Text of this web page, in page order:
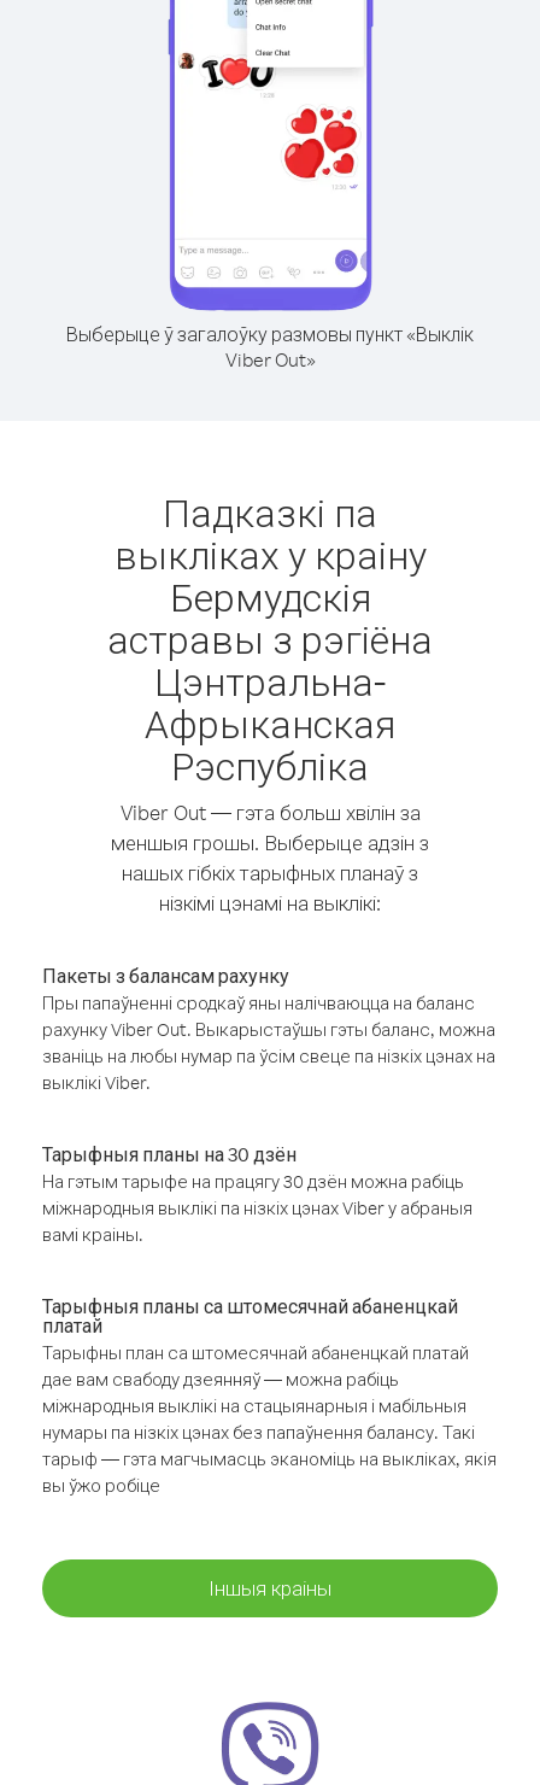
Выберыце ў загалоўку размовы пункт «Выклік
Viber Out»
Падказкі па
выкліках у краіну
Бермудскія
астравы з рэгіёна
Цэнтральна-
Афрыканская
Рэспубліка
Viber Out — гэта больш хвілін за
меншыя грошы. Выберыце адзін з
нашых гібкіх тарыфных планаў з
нізкімі цэнамі на выклікі:
Пакеты з балансам рахунку
Пры папаўненні сродкаў яны налічваюцца на баланс
рахунку Viber Out. Выкарыстаўшы гэты баланс, можна
званіць на любы нумар па ўсім свеце па нізкіх цэнах на
выклікі Viber.
Тарыфныя планы на 30 дзён
На гэтым тарыфе на працягу 30 дзён можна рабіць
міжнародныя выклікі па нізкіх цэнах Viber у абраныя
вамі краіны.
Тарыфныя планы са штомесячнай абаненцкай
платай
Тарыфны план са штомесячнай абаненцкай платай
дае вам свабоду дзеянняў — можна рабіць
міжнародныя выклікі на стацыянарныя і мабільныя
нумары па нізкіх цэнах без папаўнення балансу. Такі
тарыф — гэта магчымасць эканоміць на выкліках, якія
вы ўжо робіце
Іншыя краіны